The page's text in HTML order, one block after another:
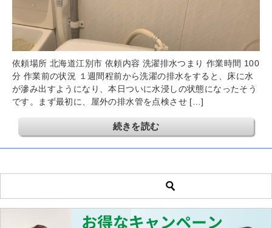
依頼場所 北海道江別市 依頼内容 洗濯排水つまり 作業時間 100
分 作業前の状況 １週間程前から洗濯の排水をすると、床に水
が滲み出すようになり、本日ついに水浸しの状態になったそう
です。まず最初に、屋外の排水管を点検させ […]
続きを読む